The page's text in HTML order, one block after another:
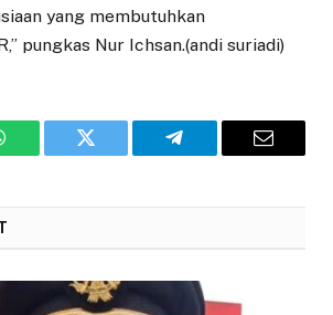
yang membutuhkan
pungkas Nur Ichsan.(andi suriadi)
Twitter Telegram Email